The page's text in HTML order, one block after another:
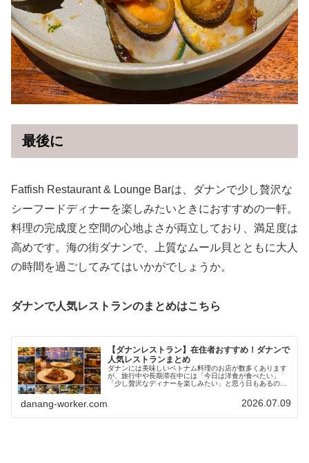
最後に
Fatfish Restaurant & Lounge Barは、ダナンで少し贅沢な
シーフードディナーを楽しみたいときにおすすめの一軒。
料理の完成度と空間の心地よさが両立しており、満足度は
高めです。海の街ダナンで、上質なムール貝とともに大人
の時間を過ごしてみてはいかがでしょうか。
ダナンで人気レストランのまとめはこちら
【ダナンレストラン】在住者おすすめ！ダナンで
人気レストランまとめ
ダナンには美味しいベトナム料理のお店が数多くあります
が、旅行中や長期滞在中には「今日は洋食が食べたい」
「少し贅沢なディナーを楽しみたい」と思う日もあるので
danang-worker.com 2026.07.09